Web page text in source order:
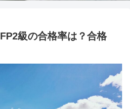
級の合格率は？合格